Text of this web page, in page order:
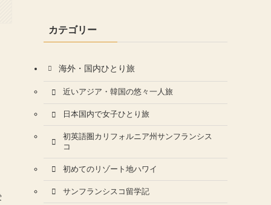
カテゴリー
海外・国内ひとり旅
近いアジア・韓国の悠々一人旅
日本国内で女子ひとり旅
初英語圏カリフォルニア州サンフランシス
コ
初めてのリゾート地ハワイ
サンフランシスコ留学記